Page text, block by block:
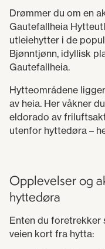
Drømmer du om en
Gautefallheia
utleiehytter i de
Bjønntjønn, idyllisk
Gautefallheia.
Hytteområdene
av heia. Her våkner
eldorado av
utenfor hyttedøra –
Opplevelser og
hyttedøra
Enten du foretrekker
veien kort fra hytta: